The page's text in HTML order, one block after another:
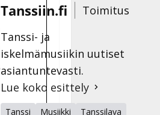
Tanssiin.fi
Toimitus
Tanssi- ja
iskelmämusiikin uutiset
asiantuntevasti.
Lue koko esittely
Tanssi Musiikki
Tanssilava